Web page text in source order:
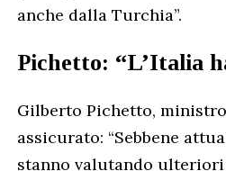
anche dalla Turchia”.
Pichetto: “L’Italia
Gilberto Pichetto,
assicurato: “Sebbene
stanno valutando